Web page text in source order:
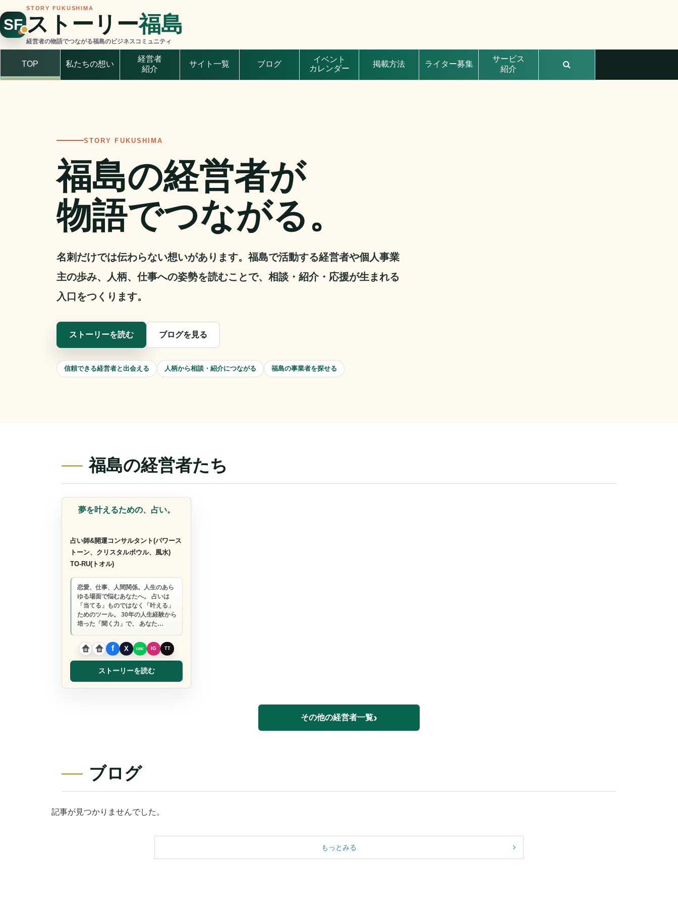
SF
STORY FUKUSHIMA
ストーリー福島
経営者の物語でつながる福島のビジネスコミュニティ
TOP 私たちの想い
経営者
紹介
サイト一覧 ブログ
イベント
カレンダー
掲載方法 ライター募集
サービス
紹介
STORY FUKUSHIMA
福島の経営者が
物語でつながる。
名刺だけでは伝わらない想いがあります。福島で活動する経営者や個人事業
主の歩み、人柄、仕事への姿勢を読むことで、相談・紹介・応援が生まれる
入口をつくります。
ストーリーを読む ブログを見る
信頼できる経営者と出会える 人柄から相談・紹介につながる 福島の事業者を探せる
福島の経営者たち
コーチ
夢を叶えるための、占い。
占い師&開運コンサルタント(パワース
トーン、クリスタルボウル、風水)
TO-RU(トオル)
恋愛、仕事、人間関係。人生のあら
ゆる場面で悩むあなたへ。 占いは
「当てる」ものではなく「叶える」
ためのツール。 30年の人生経験から
培った「聞く力」で、 あなた…
ストーリーを読む
その他の経営者一覧›
ブログ
記事が見つかりませんでした。
もっとみる